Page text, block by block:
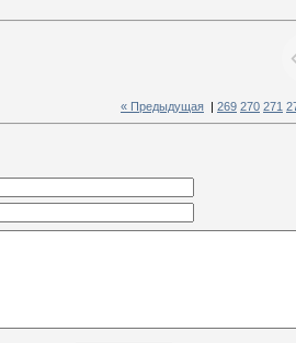
« Предыдущая 269 270 271